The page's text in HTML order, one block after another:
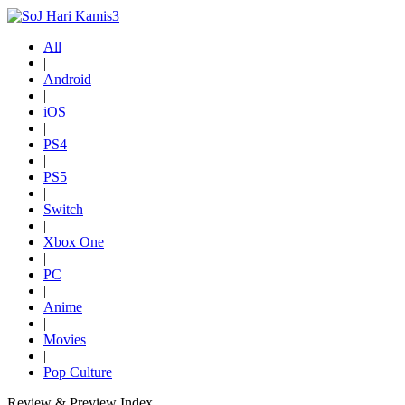
All
|
Android
|
iOS
|
PS4
|
PS5
|
Switch
|
Xbox One
|
PC
|
Anime
|
Movies
|
Pop Culture